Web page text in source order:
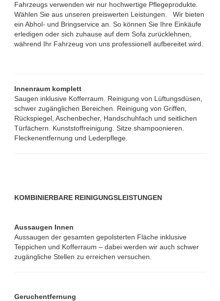
Fahrzeugs verwenden wir nur hochwertige Pflegeprodukte.
Wählen Sie aus unseren preiswerten Leistungen. Wir bieten
ein Abhol- und Bringservice an. So können Sie Ihre Einkäufe
erledigen oder sich zuhause auf dem Sofa zurücklehnen,
während Ihr Fahrzeug von uns professionell aufbereitet wird.
Innenraum komplett
Saugen inklusive Kofferraum. Reinigung von Lüftungsdüsen,
schwer zugänglichen Bereichen. Reinigung von Griffen,
Rückspiegel, Aschenbecher, Handschuhfach und seitlichen
Türfächern. Kunststoffreinigung. Sitze shampoonieren.
Fleckenentfernung und Lederpflege.
KOMBINIERBARE REINIGUNGSLEISTUNGEN
Aussaugen Innen
Aussaugen der gesamten gepolsterten Fläche inklusive
Teppichen und Kofferraum – dabei werden wir auch schwer
zugängliche Stellen zu erreichen versuchen.
Geruchentfernung